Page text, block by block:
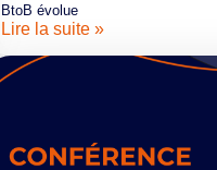
BtoB évolue
Lire la suite »